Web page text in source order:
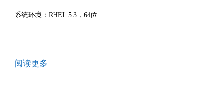
系统环境：RHEL 5.3，64位
阅读更多